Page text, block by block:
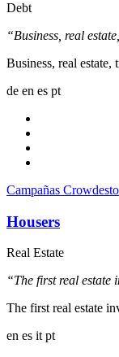
Debt
“Business, real
Business, real
de en es pt
Campañas
Housers
Real Estate
“The first real estate
The first real estate
en es it pt